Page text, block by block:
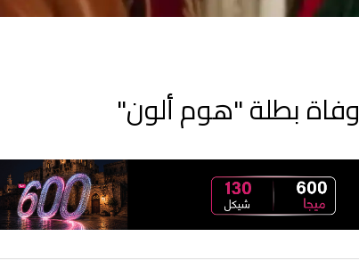
وفاة بطلة "هوم ألون"